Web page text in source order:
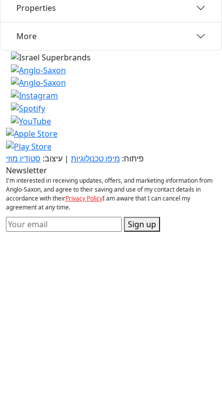
Properties
More
פיתוח: מיפו טכנולוגיות | עיצוב: סטודיו מוזי
Newsletter
I'm interested in receiving updates, offers, and marketing information from
Anglo-Saxon, and agree to their saving and use of my contact details in
accordance with theirPrivacy PolicyI am aware that I can cancel my
agreement at any time.
Sign up